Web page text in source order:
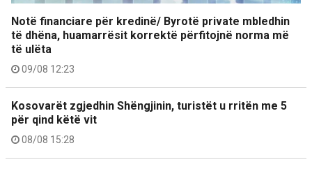
Notë financiare për kredinë/ Byrotë private mbledhin
të dhëna, huamarrësit korrektë përfitojnë norma më
të ulëta
09/08 12:23
Kosovarët zgjedhin Shëngjinin, turistët u rritën me 5
për qind këtë vit
08/08 15:28